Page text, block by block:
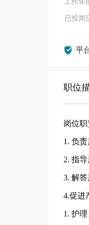
工作年
已投简
平
职位
岗位
1. 负
2. 指
3. 解
4.促进
1. 护